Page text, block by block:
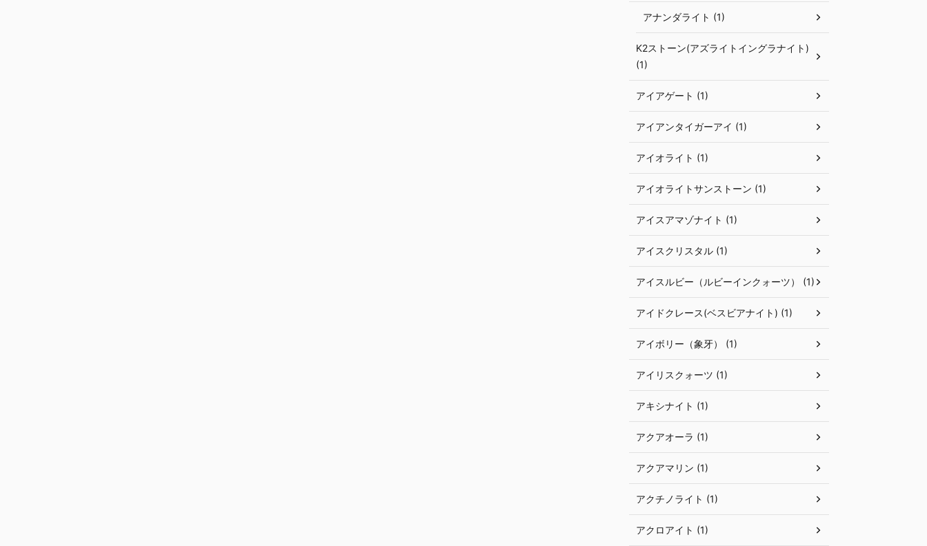
アナンダライト (1)
K2ストーン(アズライトイングラナイト)
(1)
アイアゲート (1)
アイアンタイガーアイ (1)
アイオライト (1)
アイオライトサンストーン (1)
アイスアマゾナイト (1)
アイスクリスタル (1)
アイスルビー（ルビーインクォーツ） (1)
アイドクレース(ベスビアナイト) (1)
アイボリー（象牙） (1)
アイリスクォーツ (1)
アキシナイト (1)
アクアオーラ (1)
アクアマリン (1)
アクチノライト (1)
アクロアイト (1)